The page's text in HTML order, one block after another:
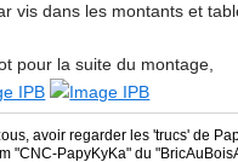
vis dans les montants et
pour la suite du montage,
ous, avoir regarder les 'trucs' de
"CNC-PapyKyKa" du